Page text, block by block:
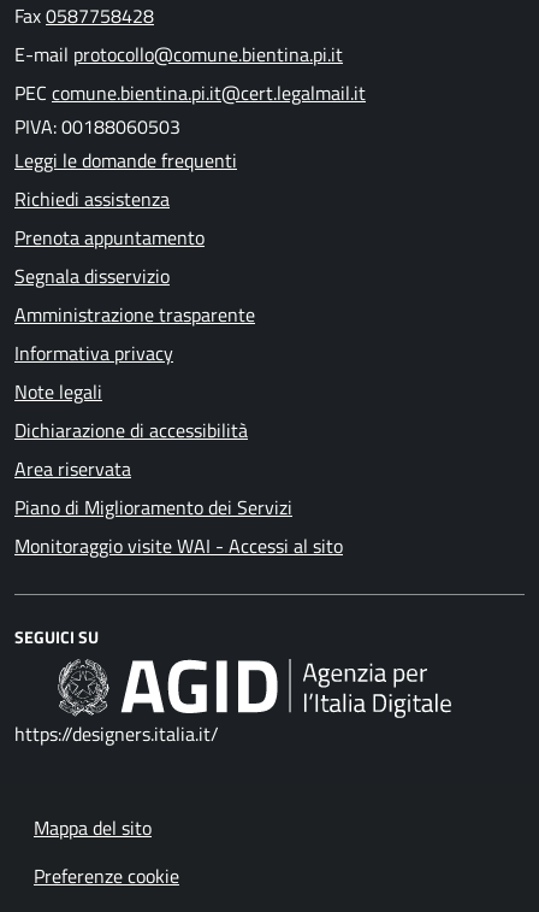
Fax0587758428
E-mail protocollo@comune.bientina.pi.it
PEC comune.bientina.pi.it@cert.legalmail.it
PIVA: 00188060503
Leggi le domande frequenti
Richiedi assistenza
Prenota appuntamento
Segnala disservizio
Amministrazione trasparente
Informativa privacy
Note legali
Dichiarazione di accessibilità
Area riservata
Piano di Miglioramento dei Servizi
Monitoraggio visite WAI - Accessi al sito
SEGUICI SU
https://designers.italia.it/
Mappa del sito
Preferenze cookie